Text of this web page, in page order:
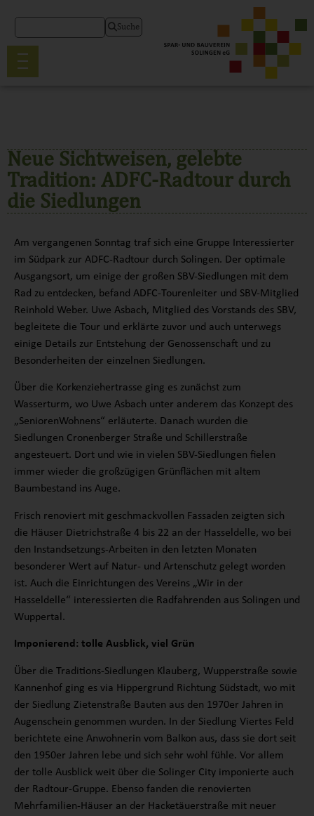
Suche
Neue Sichtweisen, gelebte
Tradition: ADFC-Radtour durch
die Siedlungen
Am vergangenen Sonntag traf sich eine Gruppe Interessierter
im Südpark zur ADFC-Radtour durch Solingen. Der optimale
Ausgangsort, um einige der großen SBV-Siedlungen mit dem
Rad zu entdecken, befand ADFC-Tourenleiter und SBV-Mitglied
Reinhold Weber. Uwe Asbach, Mitglied des Vorstands des SBV,
begleitete die Tour und erklärte zuvor und auch unterwegs
einige Details zur Entstehung der Genossenschaft und zu
Besonderheiten der einzelnen Siedlungen.
Über die Korkenziehertrasse ging es zunächst zum
Wasserturm, wo Uwe Asbach unter anderem das Konzept des
„SeniorenWohnens“ erläuterte. Danach wurden die
Siedlungen Cronenberger Straße und Schillerstraße
angesteuert. Dort und wie in vielen SBV-Siedlungen fielen
immer wieder die großzügigen Grünflächen mit altem
Baumbestand ins Auge.
Frisch renoviert mit geschmackvollen Fassaden zeigten sich
die Häuser Dietrichstraße 4 bis 22 an der Hasseldelle, wo bei
den Instandsetzungs-Arbeiten in den letzten Monaten
besonderer Wert auf Natur- und Artenschutz gelegt worden
ist. Auch die Einrichtungen des Vereins „Wir in der
Hasseldelle“ interessierten die Radfahrenden aus Solingen und
Wuppertal.
Imponierend: tolle Ausblick, viel Grün
Über die Traditions-Siedlungen Klauberg, Wupperstraße sowie
Kannenhof ging es via Hippergrund Richtung Südstadt, wo mit
der Siedlung Zietenstraße Bauten aus den 1970er Jahren in
Augenschein genommen wurden. In der Siedlung Viertes Feld
berichtete eine Anwohnerin vom Balkon aus, dass sie dort seit
den 1950er Jahren lebe und sich sehr wohl fühle. Vor allem
der tolle Ausblick weit über die Solinger City imponierte auch
der Radtour-Gruppe. Ebenso fanden die renovierten
Mehrfamilien-Häuser an der Hacketäuerstraße mit neuer